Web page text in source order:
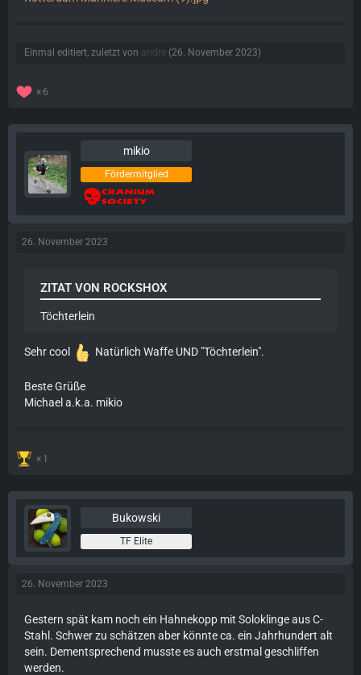
Einmal editiert, zuletzt von andre (26. November 2023)
6
mikio
Fördermitglied
26. November 2023
ZITAT VON ROCKSHOX
Töchterlein
Sehr cool Natürlich Waffe UND "Töchterlein".
Beste Grüße
Michael a.k.a. mikio
1
Bukowski
TF Elite
26. November 2023
Gestern spät kam noch ein Hahnekopp mit Soloklinge aus C-
Stahl. Schwer zu schätzen aber könnte ca. ein Jahrhundert alt
sein. Dementsprechend musste es auch erstmal geschliffen
werden.